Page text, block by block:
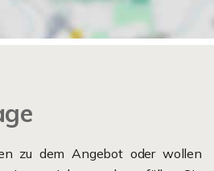
zu dem Angebot oder wollen